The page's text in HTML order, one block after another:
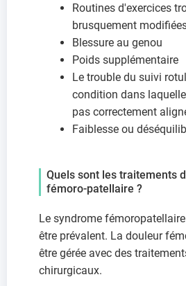
Routines d'exercices
brusquement
Blessure au genou
Poids supplémentaire
Le trouble du suivi
condition dans
pas correctement
Faiblesse ou
Quels sont les traitements
fémoro-patellaire ?
Le syndrome
être prévalent. La douleur
être gérée avec des
chirurgicaux.